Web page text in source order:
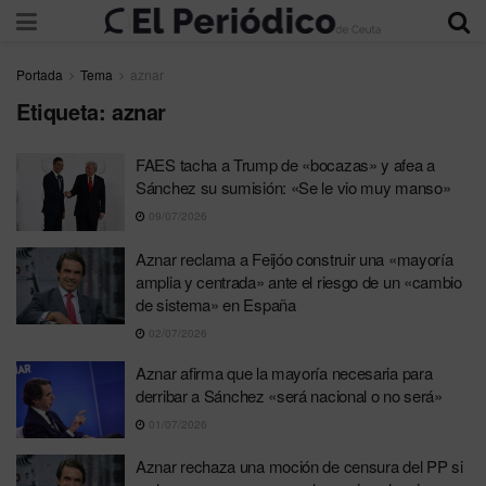
Portada Tema aznar
Etiqueta: aznar
FAES tacha a Trump de «bocazas» y afea a
Sánchez su sumisión: «Se le vio muy manso»
09/07/2026
Aznar reclama a Feijóo construir una «mayoría
amplia y centrada» ante el riesgo de un «cambio
de sistema» en España
02/07/2026
Aznar afirma que la mayoría necesaria para
derribar a Sánchez «será nacional o no será»
01/07/2026
Aznar rechaza una moción de censura del PP si